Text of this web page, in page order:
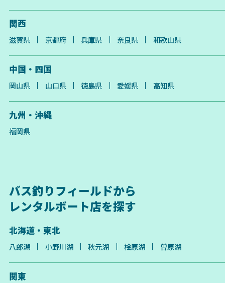
関西
滋賀県 京都府 兵庫県 奈良県 和歌山県
中国・四国
岡山県 山口県 徳島県 愛媛県 高知県
九州・沖縄
福岡県
バス釣りフィールドから
レンタルボート店を探す
北海道・東北
八郎潟 小野川湖 秋元湖 桧原湖 曽原湖
関東